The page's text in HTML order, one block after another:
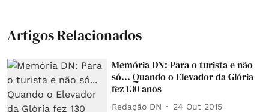
Artigos Relacionados
Memória DN: Para o turista e não
só... Quando o Elevador da Glória
fez 130 anos
Redação DN 24 Out 2015